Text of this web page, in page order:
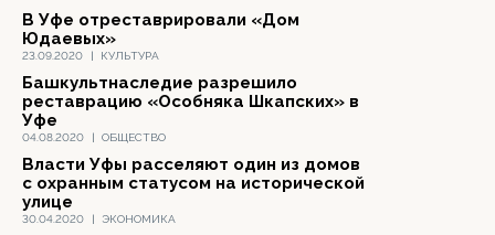
23.09.2020 | КУЛЬТУРА
В Уфе отреставрировали «Дом
Юдаевых»
04.08.2020 | ОБЩЕСТВО
Башкультнаследие разрешило
реставрацию «Особняка Шкапских» в
Уфе
30.04.2020 | ЭКОНОМИКА
Власти Уфы расселяют один из домов
с охранным статусом на исторической
улице